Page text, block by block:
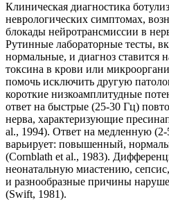
Клиническая диагностика
неврологических симптомах,
блокады нейротрансмиссии в
Рутинные лабораторные тесты,
нормальные, и диагноз ставится
токсина в крови или
помочь исключить другую
короткие низкоамплитудные
ответ на быстрые (25-30 Гц)
нерва, характеризующие
al., 1994). Ответ на медленную
варьирует: повышенный,
(Cornblath et al., 1983).
неонатальную миастению,
и разнообразные причины
(Swift, 1981).